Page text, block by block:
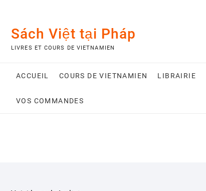
contentSách Việt tại Pháp
LIVRES ET COURS DE VIETNAMIEN
ACCUEIL COURS DE VIETNAMIEN LIBRAIRIE
VOS COMMANDES